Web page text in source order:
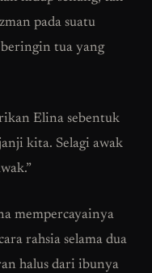
pada suatu
beringin tua yang
Elina sebentuk
kita. Selagi awak
mempercayainya
rahsia selama dua
halus dari ibunya